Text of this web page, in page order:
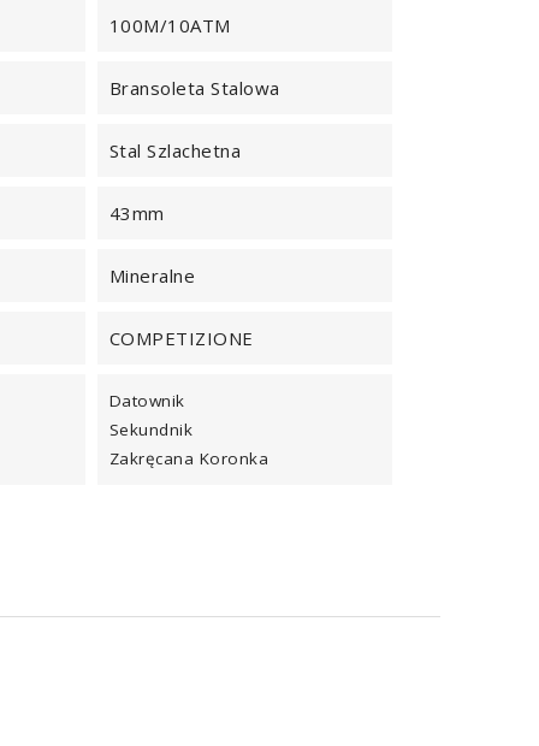
100M/10ATM
Bransoleta Stalowa
Stal Szlachetna
43mm
Mineralne
COMPETIZIONE
Datownik
Sekundnik
Zakręcana Koronka